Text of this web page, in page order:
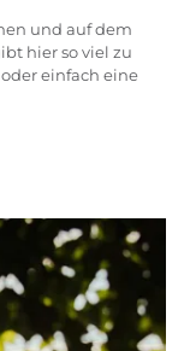
und auf dem
hier so viel zu
einfach eine